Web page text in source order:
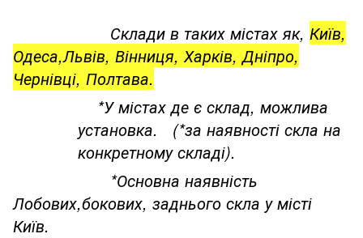
Склади в таких містах як, Київ,
Одеса,Львів, Вінниця, Харків, Дніпро,
Чернівці, Полтава.
*У містах де є склад, можлива
установка. (*за наявності скла на
конкретному складі).
*Основна наявність
Лобових,бокових, заднього скла у місті
Київ.